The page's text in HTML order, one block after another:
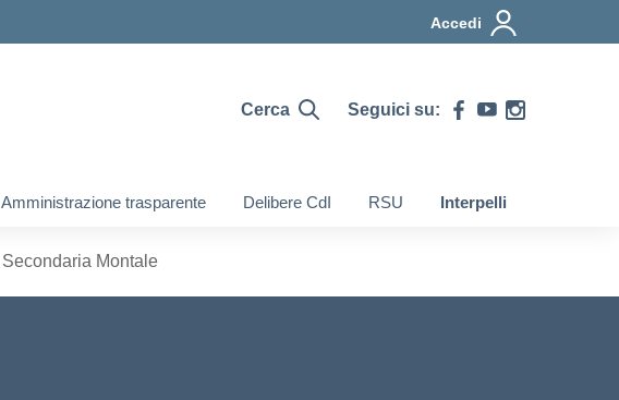
Accedi
Cerca Seguici su:
Amministrazione trasparente Delibere CdI RSU Interpelli
Secondaria Montale